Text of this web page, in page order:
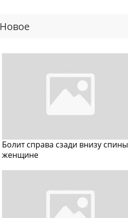
Новое
Болит справа сзади внизу спины
женщине